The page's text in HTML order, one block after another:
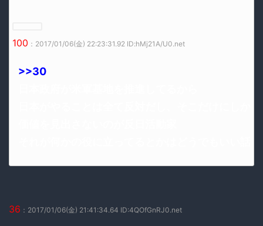
100 ：2017/01/06(金) 22:23:31.92 ID:hMj21A/U0.net
>>30
36 ：2017/01/06(金) 21:41:34.64 ID:4QOfGnRJ0.net